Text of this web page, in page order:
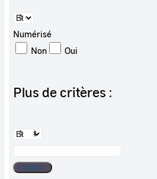
Numérisé
Non
Oui
Plus de critères :